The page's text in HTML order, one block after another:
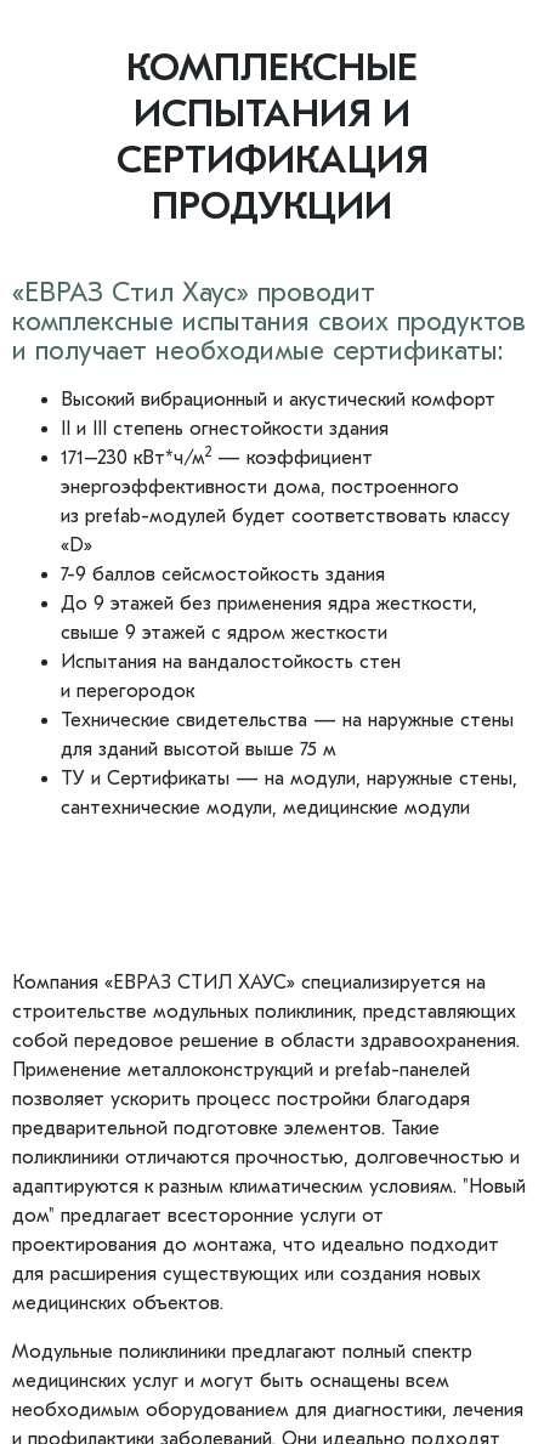
КОМПЛЕКСНЫЕ
ИСПЫТАНИЯ И
СЕРТИФИКАЦИЯ
ПРОДУКЦИИ
«ЕВРАЗ Стил Хаус» проводит
комплексные испытания своих продуктов
и получает необходимые сертификаты:
Высокий вибрационный и акустический комфорт
II и III степень огнестойкости здания
171–230 кВт*ч/м2 — коэффициент
энергоэффективности дома, построенного
из prefab-модулей будет соответствовать классу
«D»
7-9 баллов сейсмостойкость здания
До 9 этажей без применения ядра жесткости,
свыше 9 этажей с ядром жесткости
Испытания на вандалостойкость стен
и перегородок
Технические свидетельства — на наружные стены
для зданий высотой выше 75 м
ТУ и Сертификаты — на модули, наружные стены,
сантехнические модули, медицинские модули
Компания «ЕВРАЗ СТИЛ ХАУС» специализируется на
строительстве модульных поликлиник, представляющих
собой передовое решение в области здравоохранения.
Применение металлоконструкций и prefab-панелей
позволяет ускорить процесс постройки благодаря
предварительной подготовке элементов. Такие
поликлиники отличаются прочностью, долговечностью и
адаптируются к разным климатическим условиям. "Новый
дом" предлагает всесторонние услуги от
проектирования до монтажа, что идеально подходит
для расширения существующих или создания новых
медицинских объектов.
Модульные поликлиники предлагают полный спектр
медицинских услуг и могут быть оснащены всем
необходимым оборудованием для диагностики, лечения
и профилактики заболеваний. Они идеально подходят